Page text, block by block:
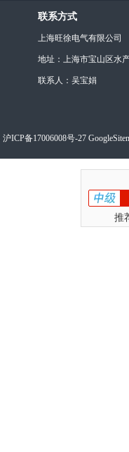
联系方式
上海旺徐电气有限公司
地址：上海市宝山区水
联系人：吴宝娟
沪ICP备17006008号-27
推